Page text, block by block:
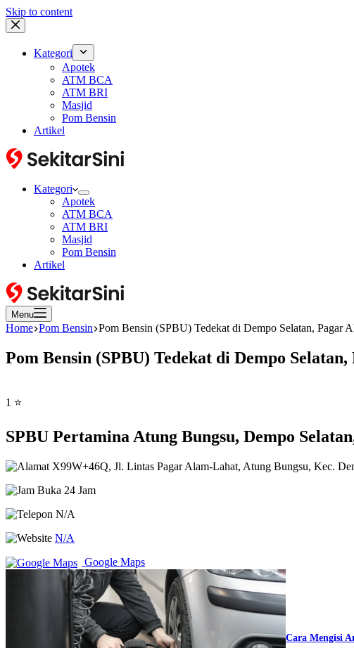
Skip to content
Kategori
Apotek
ATM BCA
ATM BRI
Masjid
Pom Bensin
Artikel
Kategori
Apotek
ATM BCA
ATM BRI
Masjid
Pom Bensin
Artikel
Menu
Home Pom Bensin Pom Bensin (SPBU) Tedekat di Dempo Selatan, Pagar
Pom Bensin (SPBU) Tedekat di Dempo
1 ⭐
SPBU Pertamina Atung Bungsu, Dempo
X99W+46Q, Jl. Lintas Pagar Alam-Lahat, Atung Bungsu, Kec.
Buka 24 Jam
N/A
N/A
Google Maps
Cara Mengisi